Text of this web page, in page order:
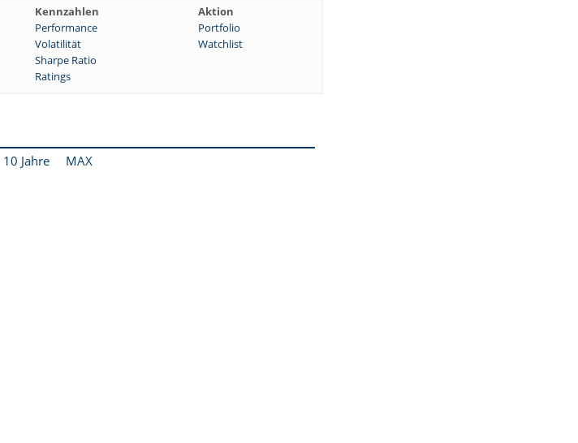
Kennzahlen
Aktion
Performance
Portfolio
Volatilität
Watchlist
Sharpe Ratio
Ratings
10 Jahre MAX